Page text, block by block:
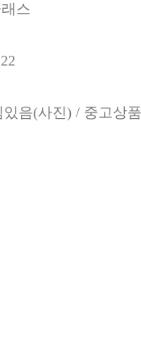
스
음(사진) / 중고상품